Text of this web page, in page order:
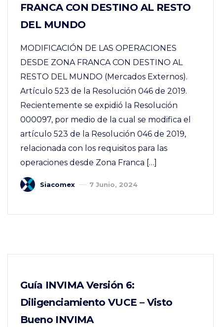
FRANCA CON DESTINO AL RESTO
DEL MUNDO
MODIFICACIÓN DE LAS OPERACIONES
DESDE ZONA FRANCA CON DESTINO AL
RESTO DEL MUNDO (Mercados Externos).
Artículo 523 de la Resolución 046 de 2019.
Recientemente se expidió la Resolución
000097, por medio de la cual se modifica el
artículo 523 de la Resolución 046 de 2019,
relacionada con los requisitos para las
operaciones desde Zona Franca […]
Siacomex 7 Junio, 2024
Guía INVIMA Versión 6:
Diligenciamiento VUCE – Visto
Bueno INVIMA